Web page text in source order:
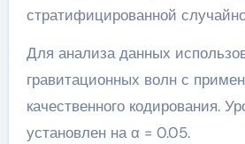
стратифицированной
Для анализа данных
гравитационных волн с
качественного кодирования.
установлен на α = 0.05.